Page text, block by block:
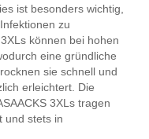
ist besonders wichtig,
zu
können bei hohen
eine gründliche
sie schnell und
erleichtert. Die
3XLs tragen
und stets in